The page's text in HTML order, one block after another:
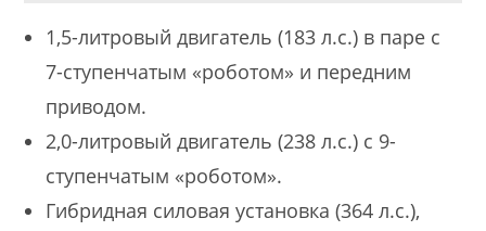
1,5-литровый двигатель (183 л.с.) в паре с
7-ступенчатым «роботом» и передним
приводом.
2,0-литровый двигатель (238 л.с.) с 9-
ступенчатым «роботом».
Гибридная силовая установка (364 л.с.),